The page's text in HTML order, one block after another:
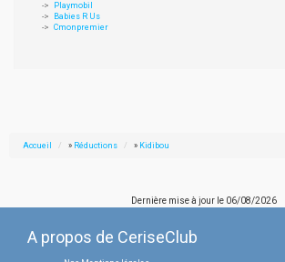
Playmobil
Babies R Us
Cmonpremier
Accueil » Réductions » Kidibou
Dernière mise à jour le 06/08/2026
A propos de CeriseClub